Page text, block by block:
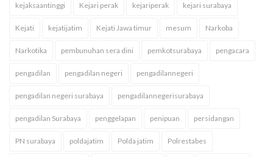
kejaksaantinggi Kejari perak kejariperak kejari surabaya
Kejati kejatijatim Kejati Jawa timur mesum Narkoba
Narkotika pembunuhan sera dini pemkotsurabaya pengacara
pengadilan pengadilan negeri pengadilannegeri
pengadilan negeri surabaya pengadilannegerisurabaya
pengadilan Surabaya penggelapan penipuan persidangan
PN surabaya poldajatim Polda jatim Polrestabes